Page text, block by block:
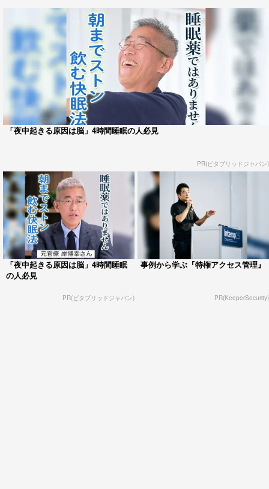
「夜中起きる原因は脳」4時間睡眠の人必見
PR(ビタブリッドジャパン)
「夜中起きる原因は脳」4時間睡眠
の人必見
PR(ビタブリッドジャパン)
事例から学ぶ『特権アクセス管理』
PR(KeeperSecurity)